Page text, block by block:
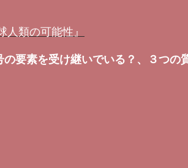
人類の可能性』
要素を受け継いでいる？、３つの